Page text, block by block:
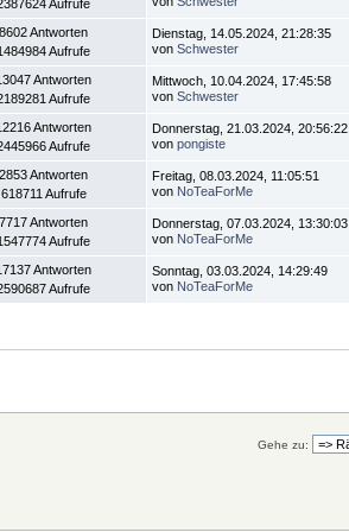
Aufrufe
8602 Antworten
Aufrufe
Dienstag, 14.05.2024, 21:28:35
von Schwester
Antworten
Aufrufe
Mittwoch, 10.04.2024, 17:45:58
von Schwester
Antworten
Aufrufe
Donnerstag, 21.03.2024, 20:56:22
von pongiste
2853 Antworten
618711 Aufrufe
Freitag, 08.03.2024, 11:05:51
von NoTeaForMe
7717 Antworten
Aufrufe
Donnerstag, 07.03.2024, 13:30:03
von NoTeaForMe
Antworten
Aufrufe
Sonntag, 03.03.2024, 14:29:49
von NoTeaForMe
Gehe zu: